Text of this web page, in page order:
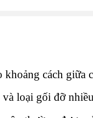
cách giữa
loại gối đỡ